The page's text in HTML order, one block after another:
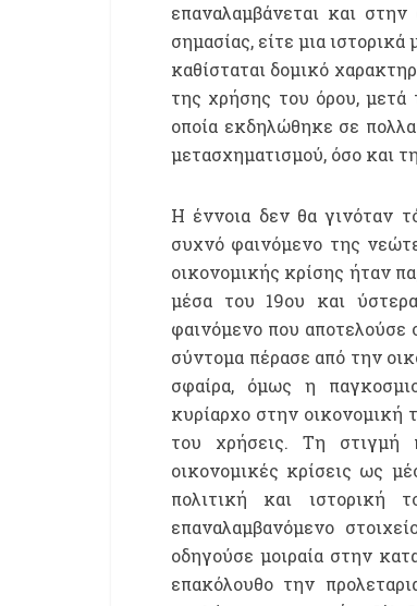
επαναλαμβάνεται και
σημασίας, είτε μια
καθίσταται δομικό
της χρήσης του όρου, μετά
οποία εκδηλώθηκε σε
μετασχηματισμού, όσο και
Η έννοια δεν θα γινόταν
συχνό φαινόμενο της
οικονομικής κρίσης ήταν
μέσα του 19ου και
φαινόμενο που αποτελούσε
σύντομα πέρασε από την
σφαίρα, όμως η
κυρίαρχο στην οικονομική
του χρήσεις. Τη στιγμή
οικονομικές κρίσεις ως
πολιτική και ιστορική
επαναλαμβανόμενο
οδηγούσε μοιραία στην
επακόλουθο την